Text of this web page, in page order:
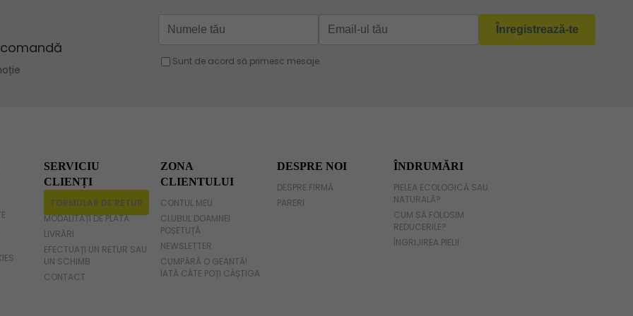
SERVICIU
CLIENȚI
FORMULAR DE RETUR
MODALITĂȚI DE PLATĂ
LIVRĂRI
EFECTUAȚI UN RETUR SAU
UN SCHIMB
CONTACT
ZONA
CLIENTULUI
CONTUL MEU
CLUBUL DOAMNEI
POȘETUȚĂ
NEWSLETTER
CUMPĂRĂ O GEANTĂ!
IATĂ CÂTE POȚI CÂȘTIGA
DESPRE NOI
DESPRE FIRMĂ
PARERI
ÎNDRUMĂRI
PIELEA ECOLOGICĂ SAU
NATURALĂ?
CUM SĂ FOLOSIM
REDUCERILE?
ÎNGRIJIREA PIELII